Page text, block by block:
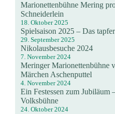
Marionettenbühne Mering
Schneiderlein
18. Oktober 2025
Spielsaison 2025 – Das
29. September 2025
Nikolausbesuche 2024
7. November 2024
Meringer Marionettenbühne
Märchen Aschenputtel
4. November 2024
Ein Festessen zum Jubiläum
Volksbühne
24. Oktober 2024